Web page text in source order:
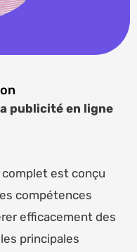
publicité en ligne
est conçu
compétences
efficacement des
principales